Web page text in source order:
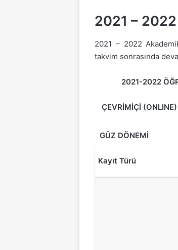
2021 –
2021 – 2022
takvim sonrasında
2021-2022
ÇEVRİMİÇİ
GÜZ DÖNEMİ
Kayıt Türü